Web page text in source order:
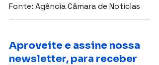
Fonte: Agência Câmara de Notícias
Aproveite e assine nossa
newsletter, para receber